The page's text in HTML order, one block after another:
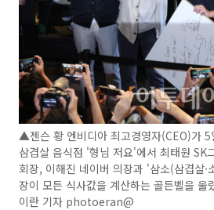
▲젠슨 황 엔비디아 최고경영자(CEO)가
삼겹살 음식점 '형님 저요'에서 최태원 SK
회장, 이해진 네이버 의장과 '삼소(삼겹살·
장이 모든 식사값을 계산하는 골든벨을 울
이란 기자 photoeran@